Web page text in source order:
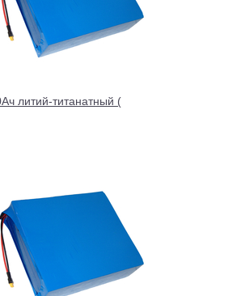
литий-титанатный (